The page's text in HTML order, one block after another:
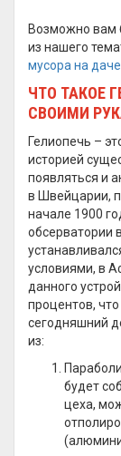
Возможно вам
из нашего
мусора на
ЧТО ТАКОЕ
СВОИМИ
Гелиопечь –
историей
появляться и
в Швейцарии,
начале 1900
обсерватории
условиями, в
данного
процентов,
сегодняшний
из:
будет
цеха,